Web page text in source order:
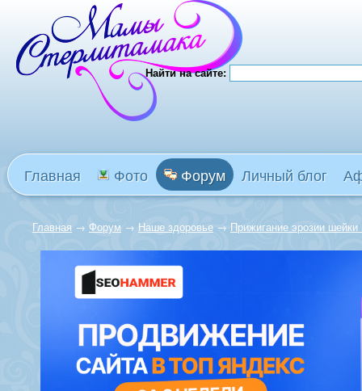
Найти на сайте:
Главная Фото Форум Личный блог
Главная → Форум → Наше здоровье → Прижигание эрозии шейки